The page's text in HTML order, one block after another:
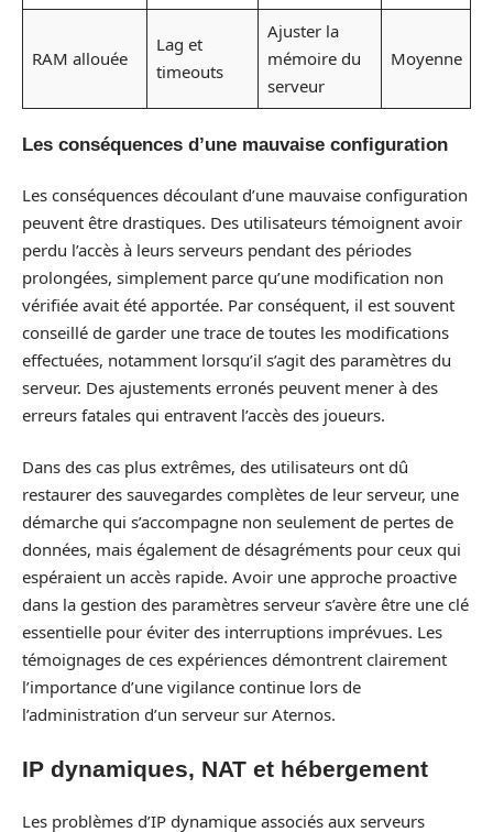
RAM allouée
Lag et
timeouts
Ajuster la
mémoire du
serveur
Moyenne
Les conséquences d’une mauvaise configuration
Les conséquences découlant d’une mauvaise configuration
peuvent être drastiques. Des utilisateurs témoignent avoir
perdu l’accès à leurs serveurs pendant des périodes
prolongées, simplement parce qu’une modification non
vérifiée avait été apportée. Par conséquent, il est souvent
conseillé de garder une trace de toutes les modifications
effectuées, notamment lorsqu’il s’agit des paramètres du
serveur. Des ajustements erronés peuvent mener à des
erreurs fatales qui entravent l’accès des joueurs.
Dans des cas plus extrêmes, des utilisateurs ont dû
restaurer des sauvegardes complètes de leur serveur, une
démarche qui s’accompagne non seulement de pertes de
données, mais également de désagréments pour ceux qui
espéraient un accès rapide. Avoir une approche proactive
dans la gestion des paramètres serveur s’avère être une clé
essentielle pour éviter des interruptions imprévues. Les
témoignages de ces expériences démontrent clairement
l’importance d’une vigilance continue lors de
l’administration d’un serveur sur Aternos.
IP dynamiques, NAT et hébergement
Les problèmes d’IP dynamique associés aux serveurs